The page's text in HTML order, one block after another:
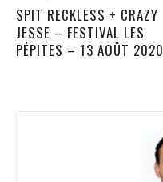
SPIT RECKLESS + CRAZY
JESSE – FESTIVAL LES
PÉPITES – 13 AOÛT 2020